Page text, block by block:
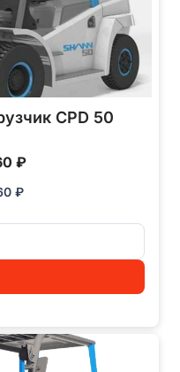
CPD 50
₽
₽